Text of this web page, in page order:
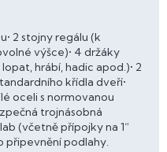
2 stojny regálu (k
výšce)• 4 držáky
hrábí, hadic apod.)• 2
křídla dveří•
oceli s normovanou
trojnásobná
(včetně přípojky na 1“
připevnění podlahy.